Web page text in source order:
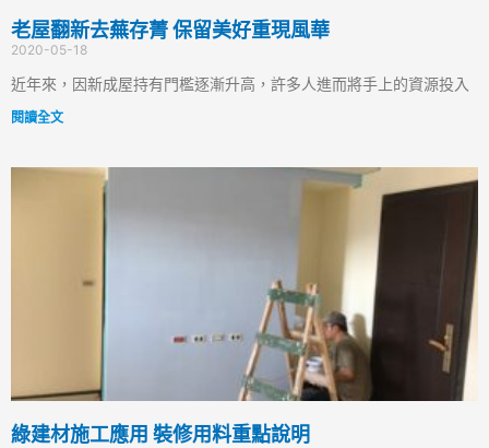
老屋翻新去蕪存菁 保留美好重現風華
2020-05-18
近年來，因新成屋持有門檻逐漸升高，許多人進而將手上的資源投入
閱讀全文
綠建材施工應用 裝修用料重點說明